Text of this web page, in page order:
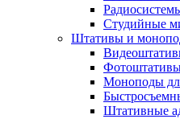
Студийные
Штативы и
Моноподы
Штативные